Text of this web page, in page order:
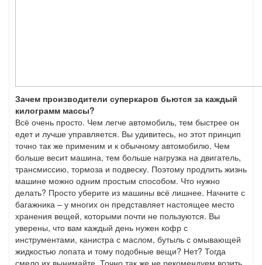
Зачем производители суперкаров бьются за каждый
килограмм массы?
Всё очень просто. Чем легче автомобиль, тем быстрее он
едет и лучше управляется. Вы удивитесь, но этот принцип
точно так же применим и к обычному автомобилю. Чем
больше весит машина, тем больше нагрузка на двигатель,
трансмиссию, тормоза и подвеску. Поэтому продлить жизнь
машине можно одним простым способом. Что нужно
делать? Просто уберите из машины всё лишнее. Начните с
багажника – у многих он представляет настоящее место
хранения вещей, которыми почти не пользуются. Вы
уверены, что вам каждый день нужен кофр с
инструментами, канистра с маслом, бутыль с омывающей
жидкостью лопата и тому подобные вещи? Нет? Тогда
смело их вынимайте. Точно так же не рекомендуем возить